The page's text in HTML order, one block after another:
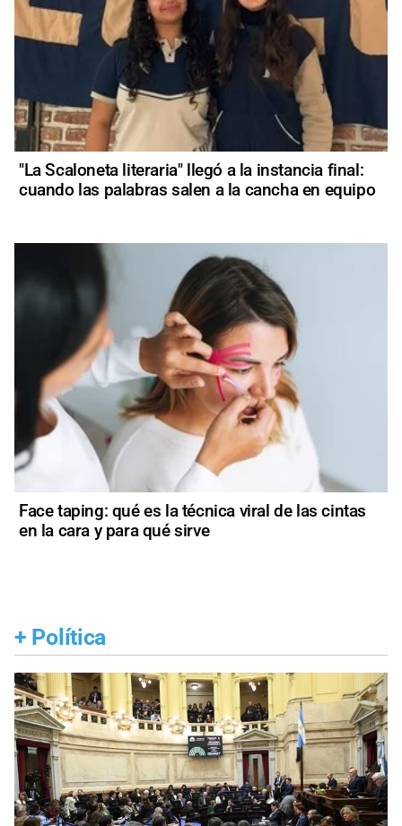
"La Scaloneta literaria" llegó a la instancia final:
cuando las palabras salen a la cancha en equipo
Face taping: qué es la técnica viral de las cintas
en la cara y para qué sirve
+ Política